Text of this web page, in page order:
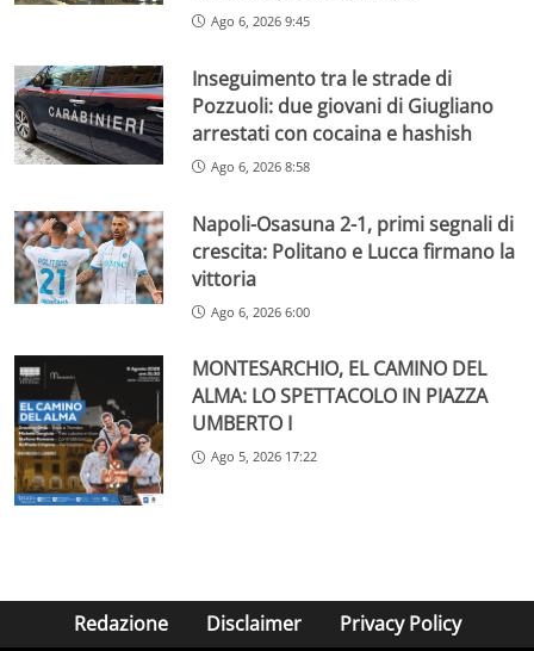
Ago 6, 2026 9:45
Inseguimento tra le strade di
Pozzuoli: due giovani di Giugliano
arrestati con cocaina e hashish
Ago 6, 2026 8:58
Napoli-Osasuna 2-1, primi segnali di
crescita: Politano e Lucca firmano la
vittoria
Ago 6, 2026 6:00
MONTESARCHIO, EL CAMINO DEL
ALMA: LO SPETTACOLO IN PIAZZA
UMBERTO I
Ago 5, 2026 17:22
Redazione Disclaimer Privacy Policy